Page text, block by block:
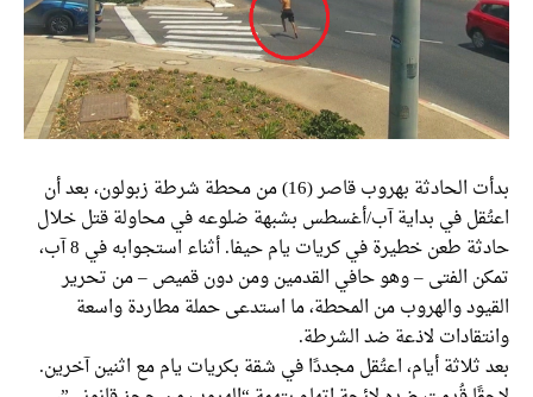
بدأت الحادثة بهروب قاصر (16) من محطة شرطة زبولون، بعد أن
في بداية آب/أغسطس بشبهة ضلوعه في محاولة قتل خلال
حادثة طعن خطيرة في كريات يام حيفا. أثناء استجوابه في 8 آب،
الفتى – وهو حافي القدمين ومن دون قميص – من تحرير
والهروب من المحطة، ما استدعى حملة مطاردة واسعة
لاذعة ضد الشرطة.
أيام، اعتُقل مجددًا في شقة بكريات يام مع اثنين آخرين.